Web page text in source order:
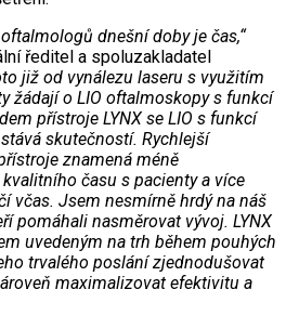
dnešní doby je čas,“
ředitel a spoluzakladatel
již od vynálezu laseru s využitím
žádají o LIO oftalmoskopy s funkcí
přístroje LYNX se LIO s funkcí
skutečností. Rychlejší
znamená méně
času s pacienty a více
včas. Jsem nesmírně hrdý na náš
pomáhali nasměrovat vývoj. LYNX
uvedeným na trh během pouhých
trvalého poslání zjednodušovat
maximalizovat efektivitu a